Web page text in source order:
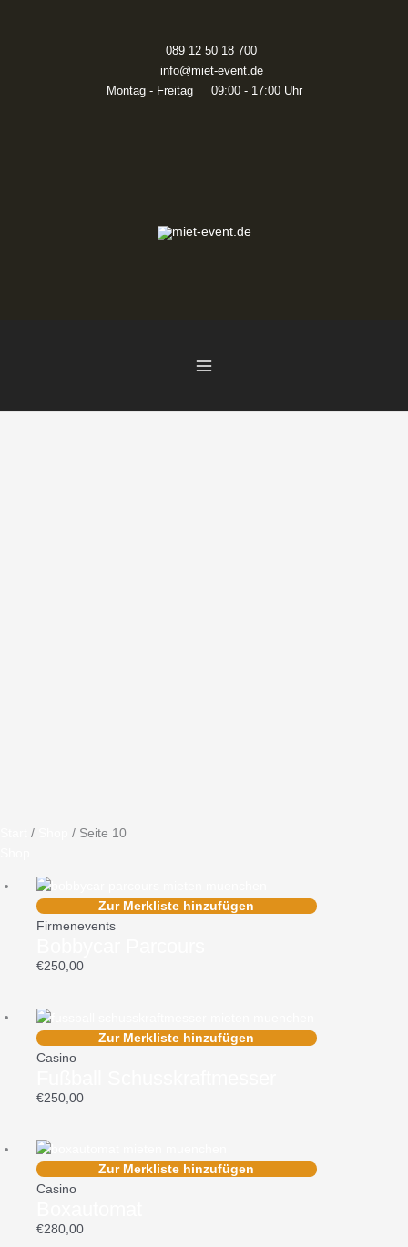
089 12 50 18 700
info@miet-event.de
Montag - Freitag 09:00 - 17:00 Uhr
/
/ Seite 10
Zur Merkliste hinzufügen
Firmenevents
€250,00
Zur Merkliste hinzufügen
Casino
€250,00
Zur Merkliste hinzufügen
Casino
€280,00